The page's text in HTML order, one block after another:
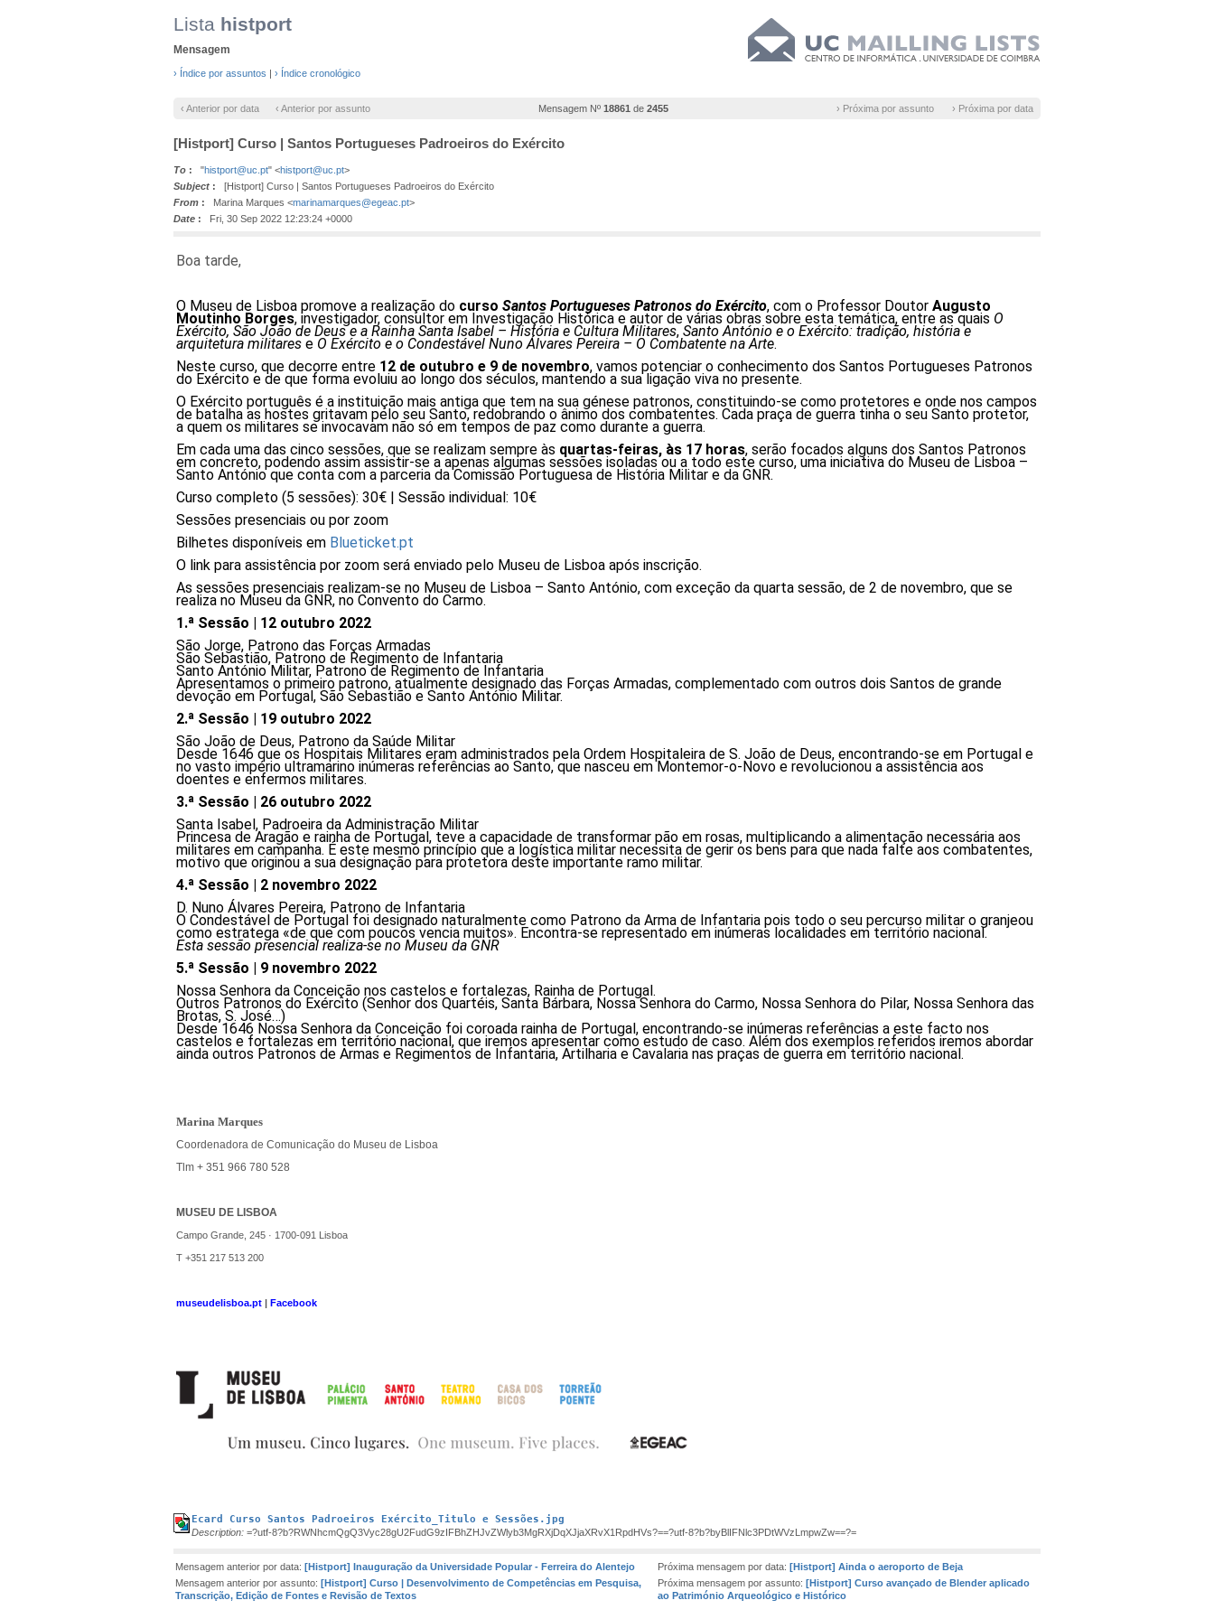
Lista histport
Mensagem
› Índice por assuntos | › Índice cronológico
‹ Anterior por data ‹ Anterior por assunto Mensagem Nº 18861 de 2455 › Próxima por assunto › Próxima por data
[Histport] Curso | Santos Portugueses Padroeiros do Exército
To : "histport@uc.pt" <histport@uc.pt>
Subject : [Histport] Curso | Santos Portugueses Padroeiros do Exército
From : Marina Marques <marinamarques@egeac.pt>
Date : Fri, 30 Sep 2022 12:23:24 +0000
Boa tarde,
O Museu de Lisboa promove a realização do curso Santos Portugueses Patronos do Exército, com o Professor Doutor Augusto
Moutinho Borges, investigador, consultor em Investigação Histórica e autor de várias obras sobre esta temática, entre as quais O
Exército, São João de Deus e a Rainha Santa Isabel – História e Cultura Militares, Santo António e o Exército: tradição, história e
arquitetura militares e O Exército e o Condestável Nuno Álvares Pereira – O Combatente na Arte.
Neste curso, que decorre entre 12 de outubro e 9 de novembro, vamos potenciar o conhecimento dos Santos Portugueses Patronos
do Exército e de que forma evoluiu ao longo dos séculos, mantendo a sua ligação viva no presente.
O Exército português é a instituição mais antiga que tem na sua génese patronos, constituindo-se como protetores e onde nos campos
de batalha as hostes gritavam pelo seu Santo, redobrando o ânimo dos combatentes. Cada praça de guerra tinha o seu Santo protetor,
a quem os militares se invocavam não só em tempos de paz como durante a guerra.
Em cada uma das cinco sessões, que se realizam sempre às quartas-feiras, às 17 horas, serão focados alguns dos Santos Patronos
em concreto, podendo assim assistir-se a apenas algumas sessões isoladas ou a todo este curso, uma iniciativa do Museu de Lisboa –
Santo António que conta com a parceria da Comissão Portuguesa de História Militar e da GNR.
Curso completo (5 sessões): 30€ | Sessão individual: 10€
Sessões presenciais ou por zoom
Bilhetes disponíveis em Blueticket.pt
O link para assistência por zoom será enviado pelo Museu de Lisboa após inscrição.
As sessões presenciais realizam-se no Museu de Lisboa – Santo António, com exceção da quarta sessão, de 2 de novembro, que se
realiza no Museu da GNR, no Convento do Carmo.
1.ª Sessão | 12 outubro 2022
São Jorge, Patrono das Forças Armadas
São Sebastião, Patrono de Regimento de Infantaria
Santo António Militar, Patrono de Regimento de Infantaria
Apresentamos o primeiro patrono, atualmente designado das Forças Armadas, complementado com outros dois Santos de grande
devoção em Portugal, São Sebastião e Santo António Militar.
2.ª Sessão | 19 outubro 2022
São João de Deus, Patrono da Saúde Militar
Desde 1646 que os Hospitais Militares eram administrados pela Ordem Hospitaleira de S. João de Deus, encontrando-se em Portugal e
no vasto império ultramarino inúmeras referências ao Santo, que nasceu em Montemor-o-Novo e revolucionou a assistência aos
doentes e enfermos militares.
3.ª Sessão | 26 outubro 2022
Santa Isabel, Padroeira da Administração Militar
Princesa de Aragão e rainha de Portugal, teve a capacidade de transformar pão em rosas, multiplicando a alimentação necessária aos
militares em campanha. É este mesmo princípio que a logística militar necessita de gerir os bens para que nada falte aos combatentes,
motivo que originou a sua designação para protetora deste importante ramo militar.
4.ª Sessão | 2 novembro 2022
D. Nuno Álvares Pereira, Patrono de Infantaria
O Condestável de Portugal foi designado naturalmente como Patrono da Arma de Infantaria pois todo o seu percurso militar o granjeou
como estratega «de que com poucos vencia muitos». Encontra-se representado em inúmeras localidades em território nacional.
Esta sessão presencial realiza-se no Museu da GNR
5.ª Sessão | 9 novembro 2022
Nossa Senhora da Conceição nos castelos e fortalezas, Rainha de Portugal.
Outros Patronos do Exército (Senhor dos Quartéis, Santa Bárbara, Nossa Senhora do Carmo, Nossa Senhora do Pilar, Nossa Senhora das
Brotas, S. José…)
Desde 1646 Nossa Senhora da Conceição foi coroada rainha de Portugal, encontrando-se inúmeras referências a este facto nos
castelos e fortalezas em território nacional, que iremos apresentar como estudo de caso. Além dos exemplos referidos iremos abordar
ainda outros Patronos de Armas e Regimentos de Infantaria, Artilharia e Cavalaria nas praças de guerra em território nacional.
Marina Marques
Coordenadora de Comunicação do Museu de Lisboa
Tlm + 351 966 780 528
MUSEU DE LISBOA
Campo Grande, 245 · 1700-091 Lisboa
T +351 217 513 200
museudelisboa.pt | Facebook
Ecard Curso Santos Padroeiros Exército_Titulo e Sessões.jpg
Description: =?utf-8?b?RWNhcmQgQ3Vyc28gU2FudG9zIFBhZHJvZWlyb3MgRXjDqXJjaXRvX1RpdHVs?==?utf-8?b?byBlIFNlc3PDtWVzLmpwZw==?=
Mensagem anterior por data: [Histport] Inauguração da Universidade Popular - Ferreira do Alentejo Próxima mensagem por data: [Histport] Ainda o aeroporto de Beja
Mensagem anterior por assunto: [Histport] Curso | Desenvolvimento de Competências em Pesquisa,
Transcrição, Edição de Fontes e Revisão de Textos
Próxima mensagem por assunto: [Histport] Curso avançado de Blender aplicado
ao Património Arqueológico e Histórico